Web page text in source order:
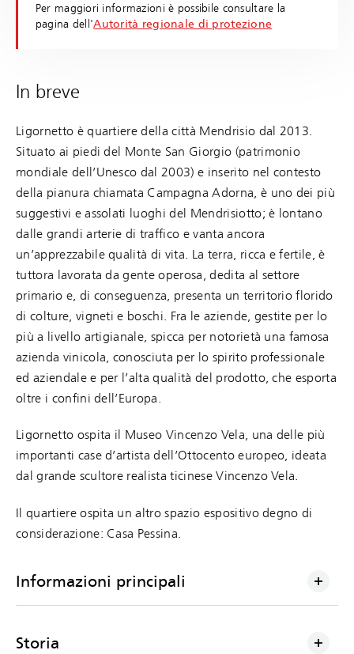
Per maggiori informazioni è possibile consultare la
pagina dell'Autorità regionale di protezione
In breve
Ligornetto è quartiere della città Mendrisio dal 2013.
Situato ai piedi del Monte San Giorgio (patrimonio
mondiale dell’Unesco dal 2003) e inserito nel contesto
della pianura chiamata Campagna Adorna, è uno dei più
suggestivi e assolati luoghi del Mendrisiotto; è lontano
dalle grandi arterie di traffico e vanta ancora
un’apprezzabile qualità di vita. La terra, ricca e fertile, è
tuttora lavorata da gente operosa, dedita al settore
primario e, di conseguenza, presenta un territorio florido
di colture, vigneti e boschi. Fra le aziende, gestite per lo
più a livello artigianale, spicca per notorietà una famosa
azienda vinicola, conosciuta per lo spirito professionale
ed aziendale e per l’alta qualità del prodotto, che esporta
oltre i confini dell’Europa.
Ligornetto ospita il Museo Vincenzo Vela, una delle più
importanti case d’artista dell’Ottocento europeo, ideata
dal grande scultore realista ticinese Vincenzo Vela.
Il quartiere ospita un altro spazio espositivo degno di
considerazione: Casa Pessina.
Informazioni principali
Storia